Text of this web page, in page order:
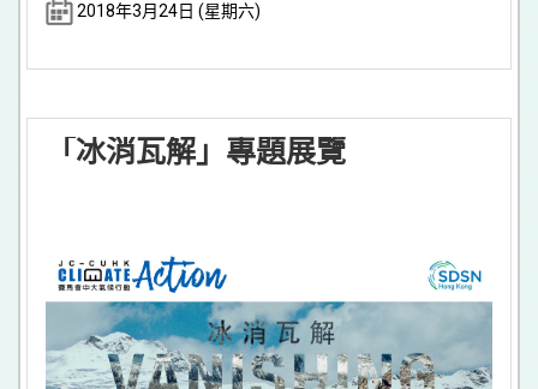
2018年3月24日 (星期六)
「冰消瓦解」專題展覽